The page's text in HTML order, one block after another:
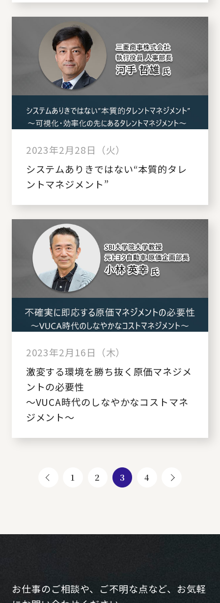
2023年2月28日（火）
システムありきではない“本質的タレ
ントマネジメント”
2023年2月16日（木）
激変する環境を勝ち抜く原価マネジメ
ントの必要性
～VUCA時代のしなやかなコストマネ
ジメント～
1 2 3 4
お仕事のご相談や、ご不明な点など、お気軽